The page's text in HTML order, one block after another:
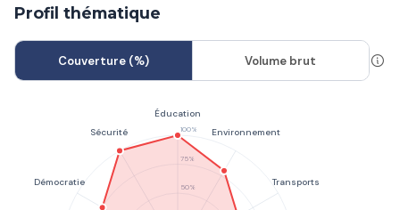
Profil thématique
Couverture (%) Volume brut